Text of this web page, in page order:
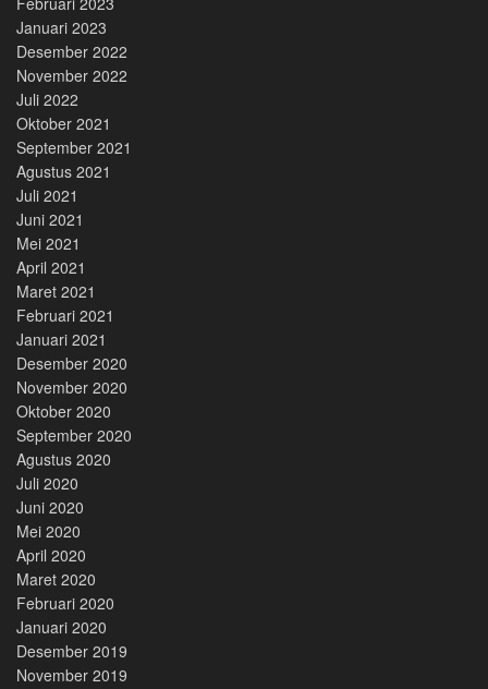
Januari 2023
Desember 2022
November 2022
Juli 2022
Oktober 2021
September 2021
Agustus 2021
Juli 2021
Juni 2021
Mei 2021
April 2021
Maret 2021
Februari 2021
Januari 2021
Desember 2020
November 2020
Oktober 2020
September 2020
Agustus 2020
Juli 2020
Juni 2020
Mei 2020
April 2020
Maret 2020
Februari 2020
Januari 2020
Desember 2019
November 2019